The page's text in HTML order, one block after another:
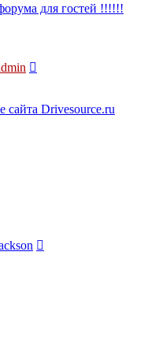
для гостей !!!!!!
Drivesource.ru